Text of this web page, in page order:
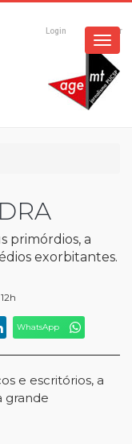
Login Registrar
primórdios, a
exorbitantes.
WhatsApp
e escritórios, a
grande